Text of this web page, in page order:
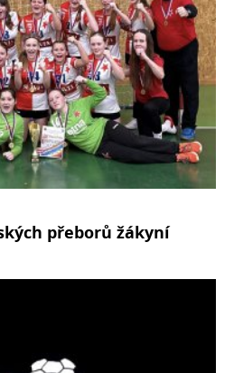
přeborů žákyní